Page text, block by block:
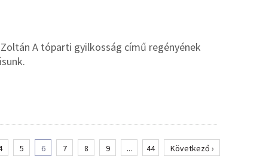
A tóparti gyilkosság című regényének
5 6 7 8 9 ... 44 Következő ›